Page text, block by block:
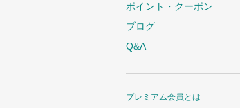
ポイント・クーポン
ブログ
Q&A
プレミアム会員とは